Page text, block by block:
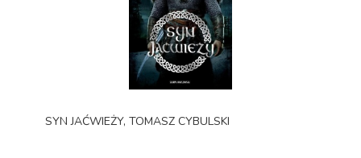
SYN JAĆWIEŻY, TOMASZ CYBULSKI